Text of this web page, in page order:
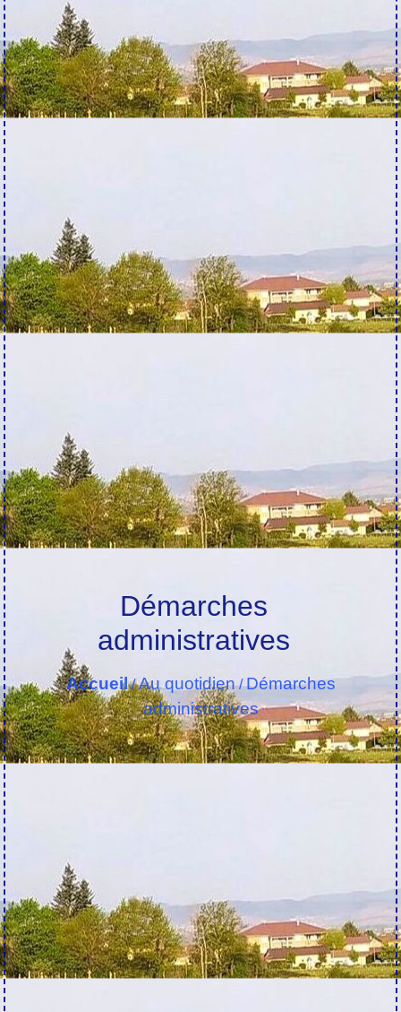
Démarches
administratives
Accueil/Au quotidien/Démarches
administratives